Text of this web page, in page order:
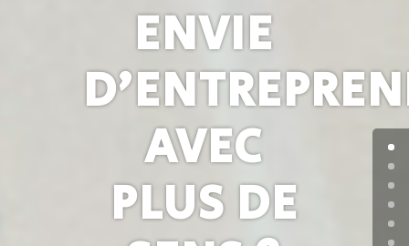
ENVIE
AVEC
PLUS DE